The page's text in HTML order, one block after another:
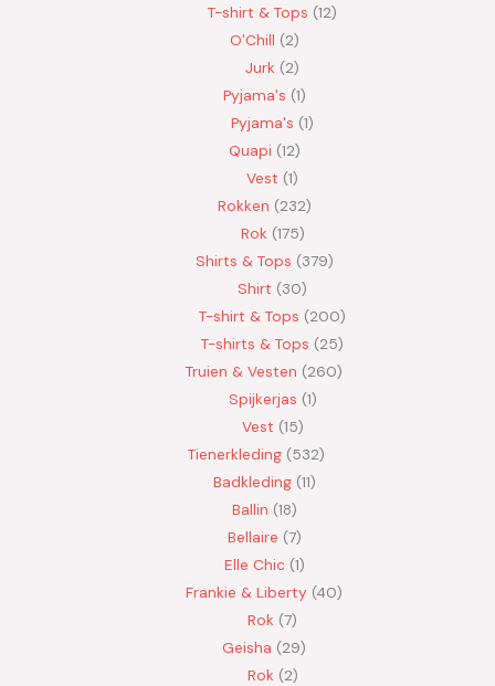
T-shirt & Tops 12
O'Chill 2
Jurk
2
Pyjama's 1
Pyjama's 1
Quapi 12
Vest 1
Rokken 232
Rok 175
Shirts & Tops 379
Shirt
30
T-shirt & Tops
200
T-shirts & Tops
25
Truien & Vesten
260
Spijkerjas 1
Vest 15
Tienerkleding 532
Badkleding 11
Ballin 18
Bellaire 7
Elle Chic 1
Frankie & Liberty 40
Rok 7
Geisha
29
Rok 2